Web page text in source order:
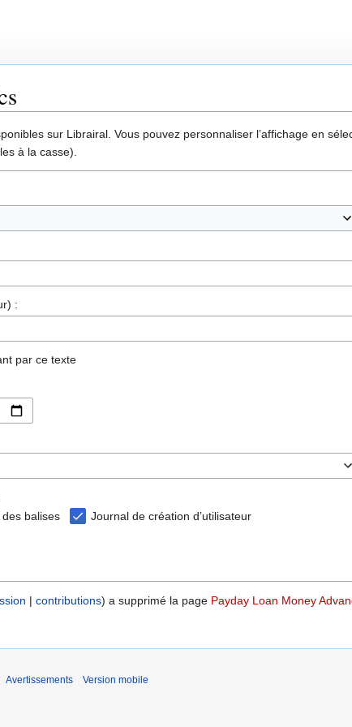
sur Librairal. Vous pouvez personnaliser l’affichage en
à la casse).
:
par ce texte
balises Journal de création d’utilisateur
contributions a supprimé la page Payday Loan Money
Avertissements Version mobile